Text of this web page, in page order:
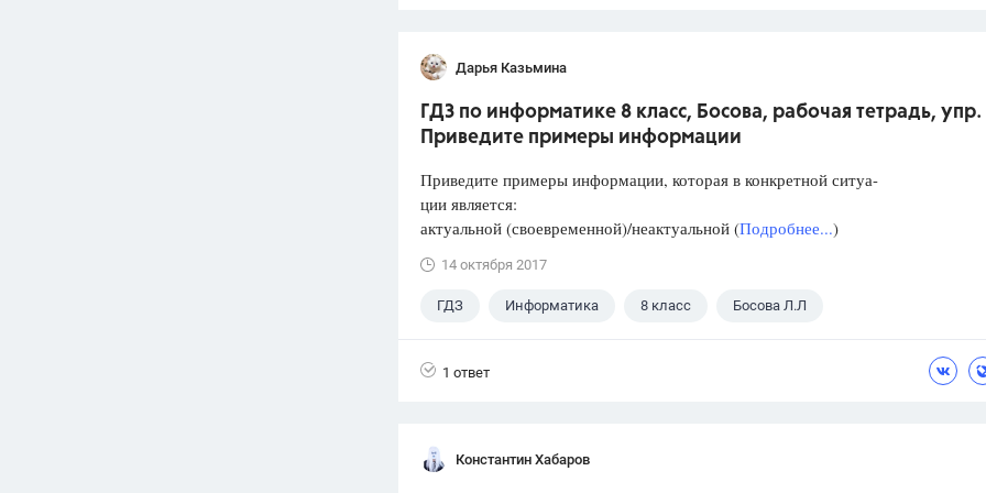
Дарья Казьмина
ГДЗ по информатике 8 класс, Босова, рабочая тетрадь, упр.
Приведите примеры информации
Приведите примеры информации, которая в конкретной ситуа-
ции является:
актуальной (своевременной)/неактуальной (Подробнее...)
14 октября 2017
ГДЗ Информатика 8 класс Босова Л.Л
1 ответ
Константин Хабаров